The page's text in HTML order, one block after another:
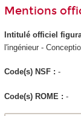
Mentions
Intitulé officiel
l'ingénieur -
Code(s) NSF : -
Code(s) ROME : -